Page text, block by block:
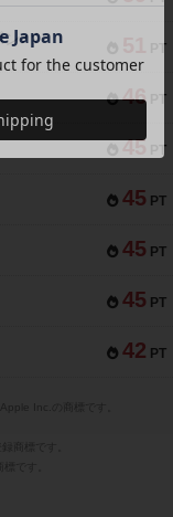
PT
ンバ
46 PT
45 PT
45 PT
45 PT
45 PT
42 PT
Inc.の商標です。